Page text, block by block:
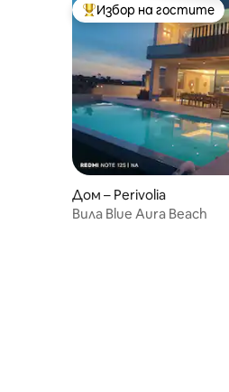
Най-популярен избор
Избор на гостите
Дом – Perivolia
Вила Blue Aura Beach